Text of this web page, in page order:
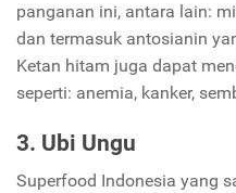
panganan ini, antara lain:
dan termasuk antosianin
Ketan hitam juga dapat
seperti: anemia, kanker,
3. Ubi Ungu
Superfood Indonesia yang